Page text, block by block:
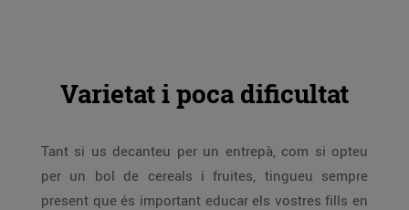
Varietat i poca dificultat
Tant si us decanteu per un entrepà, com si opteu
per un bol de cereals i fruites, tingueu sempre
present que és important educar els vostres fills en